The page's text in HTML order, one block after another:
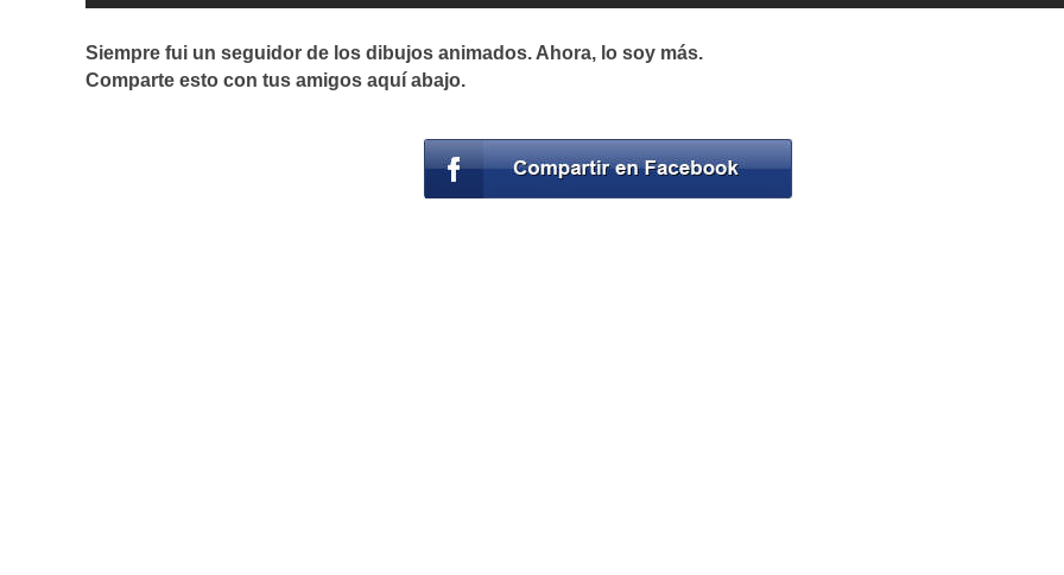
Siempre fui un seguidor de los dibujos animados. Ahora, lo soy más.
Comparte esto con tus amigos aquí abajo.